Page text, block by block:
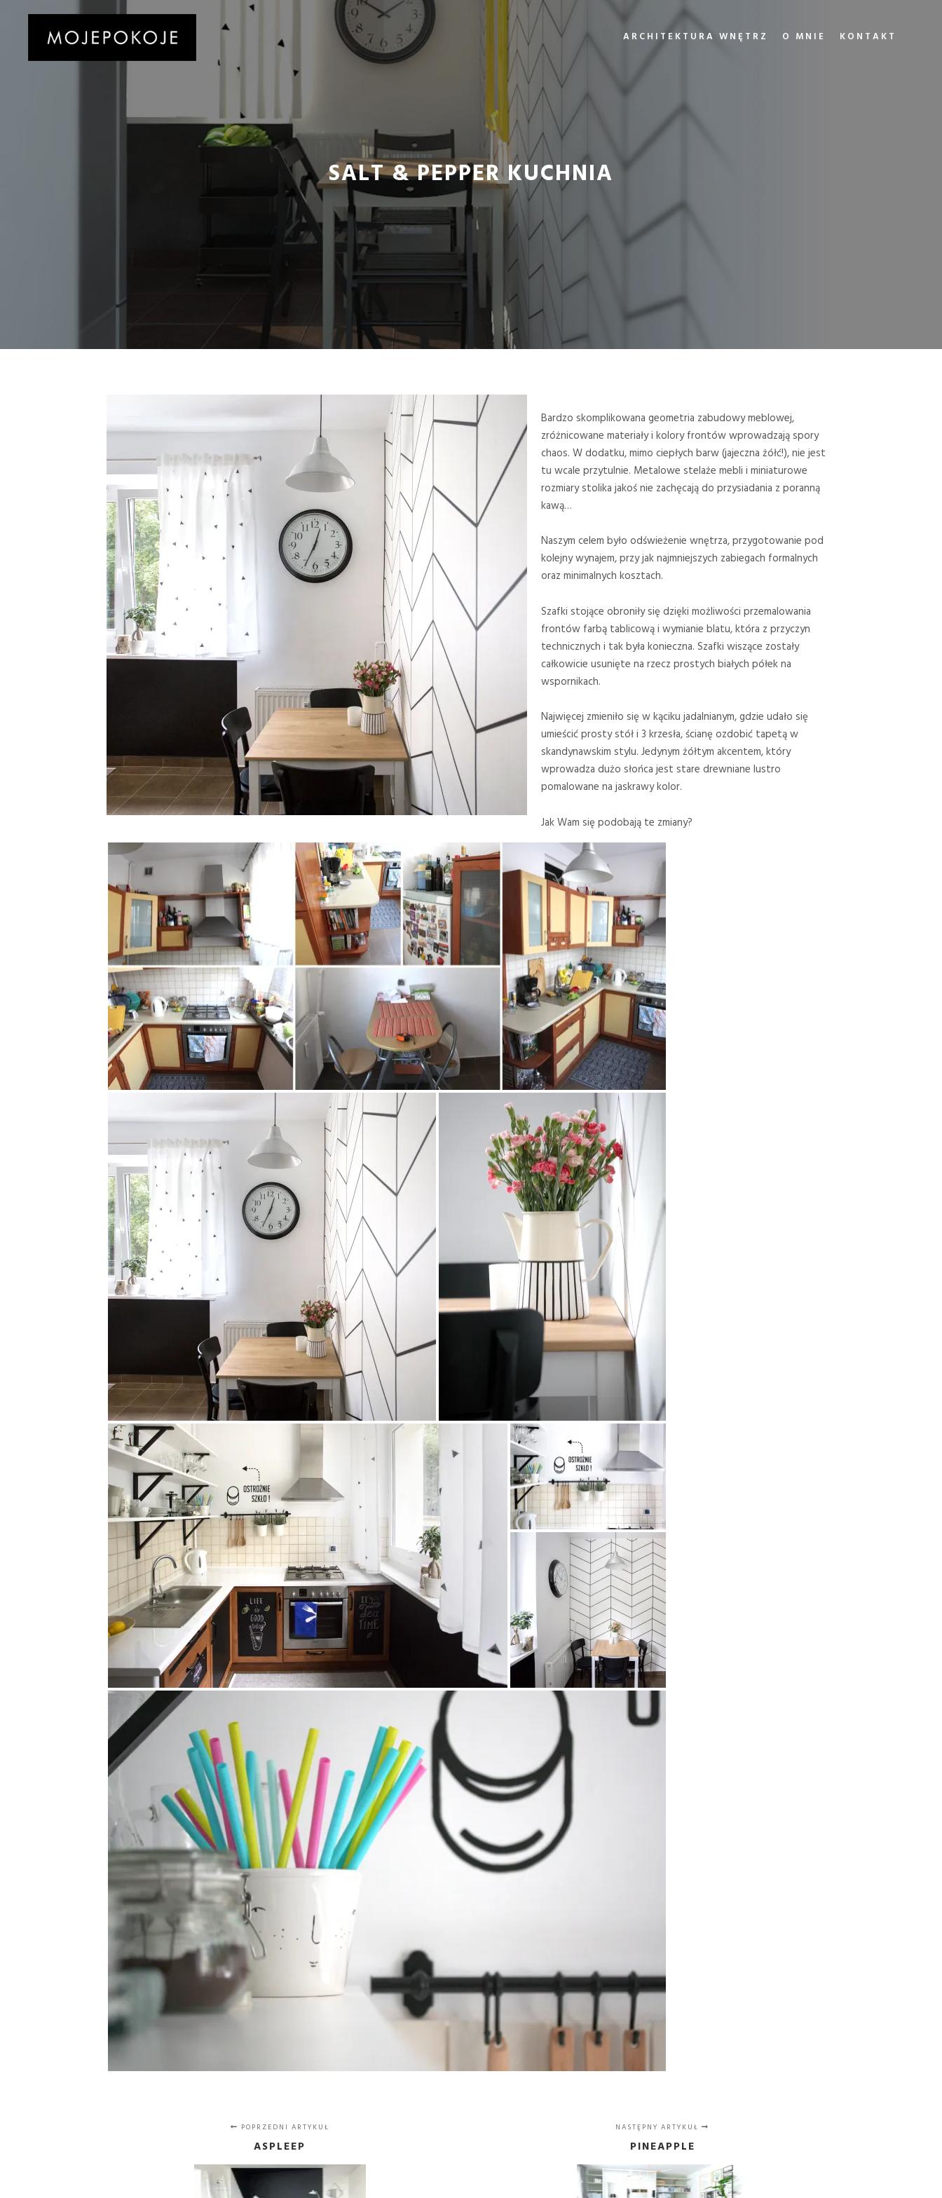
ARCHITEKTURA WNĘTRZ O MNIE KONTAKT
SALT & PEPPER KUCHNIA
Bardzo skomplikowana geometria zabudowy meblowej,
zróżnicowane materiały i kolory frontów wprowadzają spory
chaos. W dodatku, mimo ciepłych barw (jajeczna żółć!), nie jest
tu wcale przytulnie. Metalowe stelaże mebli i miniaturowe
rozmiary stolika jakoś nie zachęcają do przysiadania z poranną
kawą…
Naszym celem było odświeżenie wnętrza, przygotowanie pod
kolejny wynajem, przy jak najmniejszych zabiegach formalnych
oraz minimalnych kosztach.
Szafki stojące obroniły się dzięki możliwości przemalowania
frontów farbą tablicową i wymianie blatu, która z przyczyn
technicznych i tak była konieczna. Szafki wiszące zostały
całkowicie usunięte na rzecz prostych białych półek na
wspornikach.
Najwięcej zmieniło się w kąciku jadalnianym, gdzie udało się
umieścić prosty stół i 3 krzesła, ścianę ozdobić tapetą w
skandynawskim stylu. Jedynym żółtym akcentem, który
wprowadza dużo słońca jest stare drewniane lustro
pomalowane na jaskrawy kolor.
Jak Wam się podobają te zmiany?
POPRZEDNI ARTYKUŁ
ASPLEEP
NASTĘPNY ARTYKUŁ
PINEAPPLE